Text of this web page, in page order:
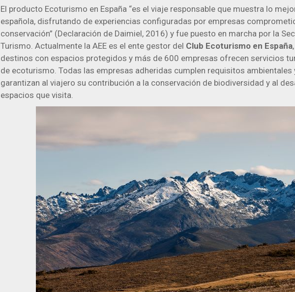
El producto Ecoturismo en España “es el viaje responsable que muestra lo
española, disfrutando de experiencias configuradas por empresas
conservación” (Declaración de Daimiel, 2016) y fue puesto en marcha por la
Turismo. Actualmente la AEE es el ente gestor del Club Ecoturismo en España
destinos con espacios protegidos y más de 600 empresas ofrecen servicios
de ecoturismo. Todas las empresas adheridas cumplen requisitos ambientales
garantizan al viajero su contribución a la conservación de biodiversidad y al
espacios que visita.